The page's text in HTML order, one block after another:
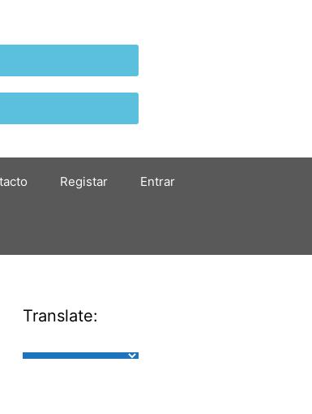
Registar Entrar
Translate: